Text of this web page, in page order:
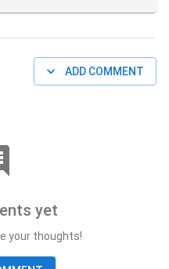
ADD COMMENT
yet
your thoughts!